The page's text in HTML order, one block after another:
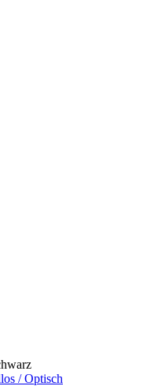
/Optisch